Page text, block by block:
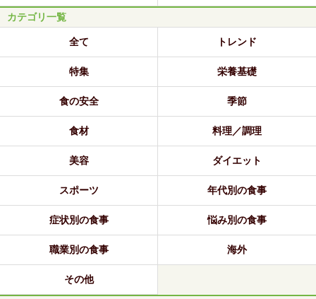
カテゴリ一覧
全て トレンド
特集 栄養基礎
食の安全 季節
食材 料理／調理
美容 ダイエット
スポーツ 年代別の食事
症状別の食事 悩み別の食事
職業別の食事 海外
その他